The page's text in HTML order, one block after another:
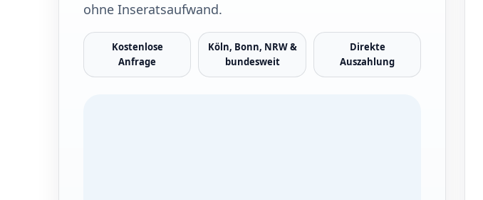
ohne Inseratsaufwand.
Kostenlose
Anfrage
Köln, Bonn, NRW &
bundesweit
Direkte
Auszahlung